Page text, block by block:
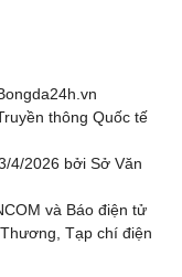
thông Quốc tế
4/2026 bởi Sở Văn
và Báo điện tử
Tạp chí điện